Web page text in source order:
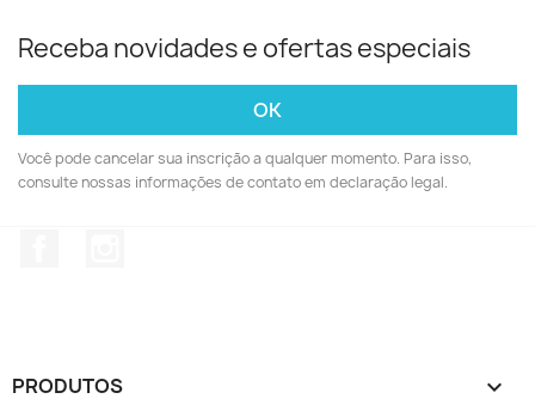
Receba novidades e ofertas especiais
Você pode cancelar sua inscrição a qualquer momento. Para isso,
consulte nossas informações de contato em declaração legal.
PRODUTOS 